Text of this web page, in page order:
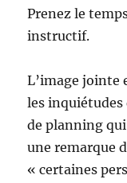
Prenez le
instructif.
L’image jointe
les inquiétudes
de planning
une remarque
« certaines